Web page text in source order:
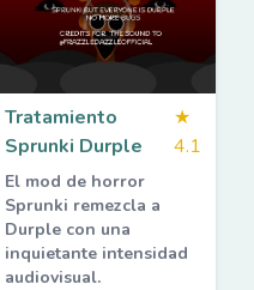
Tratamiento
Sprunki Durple
★
4.1
El mod de horror
Sprunki remezcla a
Durple con una
inquietante intensidad
audiovisual.